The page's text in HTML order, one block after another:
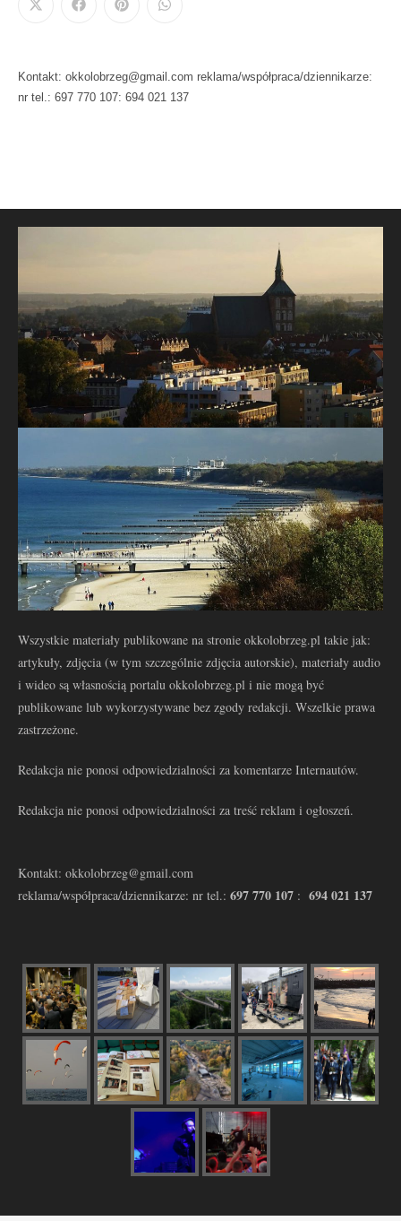
Kontakt: okkolobrzeg@gmail.com reklama/współpraca/dziennikarze:
nr tel.: 697 770 107: 694 021 137
Wszystkie materiały publikowane na stronie okkolobrzeg.pl takie jak:
artykuły, zdjęcia (w tym szczególnie zdjęcia autorskie), materiały audio
i wideo są własnością portalu okkolobrzeg.pl i nie mogą być
publikowane lub wykorzystywane bez zgody redakcji. Wszelkie prawa
zastrzeżone.
Redakcja nie ponosi odpowiedzialności za komentarze Internautów.
Redakcja nie ponosi odpowiedzialności za treść reklam i ogłoszeń.
Kontakt: okkolobrzeg@gmail.com
reklama/współpraca/dziennikarze: nr tel.: 697 770 107 : 694 021 137